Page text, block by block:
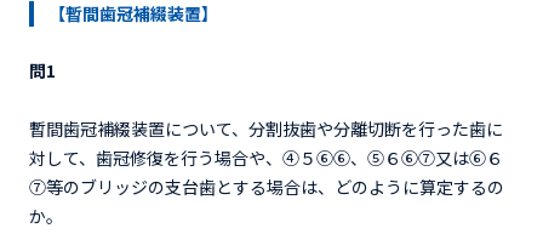
【暫間歯冠補綴装置】
問1
暫間歯冠補綴装置について、分割抜歯や分離切断を行った歯に
対して、歯冠修復を行う場合や、④５⑥⑥、⑤６⑥⑦又は⑥６
⑦等のブリッジの支台歯とする場合は、どのように算定するの
か。